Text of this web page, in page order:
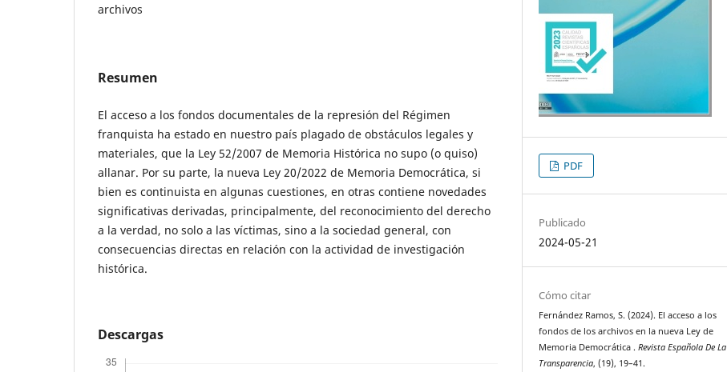
archivos
Resumen
El acceso a los fondos documentales de la represión del Régimen
franquista ha estado en nuestro país plagado de obstáculos legales y
materiales, que la Ley 52/2007 de Memoria Histórica no supo (o quiso)
allanar. Por su parte, la nueva Ley 20/2022 de Memoria Democrática, si
bien es continuista en algunas cuestiones, en otras contiene novedades
significativas derivadas, principalmente, del reconocimiento del derecho
a la verdad, no solo a las víctimas, sino a la sociedad general, con
consecuencias directas en relación con la actividad de investigación
histórica.
Descargas
PDF
Publicado
2024-05-21
Cómo citar
Fernández Ramos, S. (2024). El acceso a los
fondos de los archivos en la nueva Ley de
Memoria Democrática .Revista Española De La
Transparencia, (19), 19–41.